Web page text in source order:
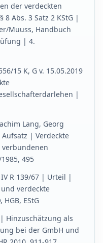
der verdeckten
Abs. 3 Satz 2 KStG |
Muuss, Handbuch
| 4.
15 K, G v. 15.05.2019
|
Lang, Georg
| Verdeckte
495
R 139/67 | Urteil |
verdeckte
EStG
Hinzuschätzung als
bei der GmbH und